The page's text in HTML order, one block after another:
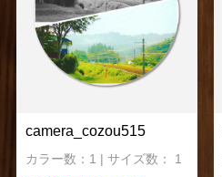
camera_cozou515
カラー数：1 | サイズ数： 1